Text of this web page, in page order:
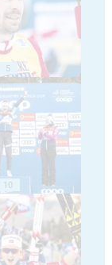
5
10